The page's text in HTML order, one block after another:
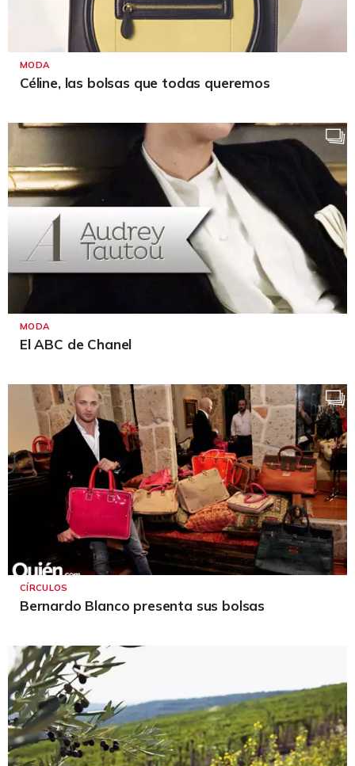
MODA
Céline, las bolsas que todas queremos
MODA
El ABC de Chanel
CÍRCULOS
Bernardo Blanco presenta sus bolsas